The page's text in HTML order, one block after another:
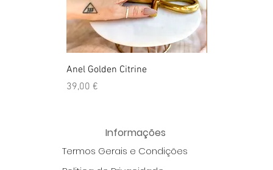
Anel Golden Citrine
Preço
39,00 €
Informações
Termos Gerais e Condições